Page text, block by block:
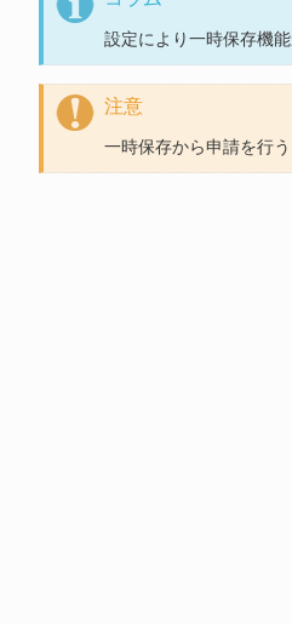
設定により一時保存機
注意
一時保存から申請を行